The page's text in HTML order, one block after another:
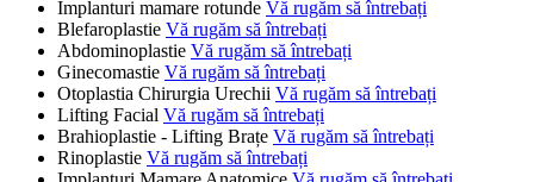
Implanturi mamare rotunde Vă rugăm să întrebați
Blefaroplastie Vă rugăm să întrebați
Abdominoplastie Vă rugăm să întrebați
Ginecomastie Vă rugăm să întrebați
Otoplastia Chirurgia Urechii Vă rugăm să întrebați
Lifting Facial Vă rugăm să întrebați
Brahioplastie - Lifting Brațe Vă rugăm să întrebați
Rinoplastie Vă rugăm să întrebați